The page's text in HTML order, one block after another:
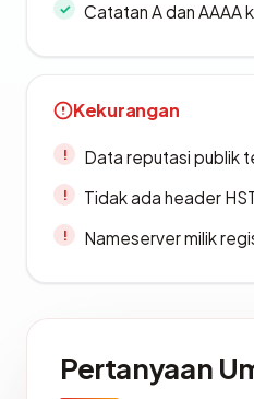
Catatan A dan AAAA
Kekurangan
Data reputasi publik
Tidak ada header
Nameserver milik
Pertanyaan